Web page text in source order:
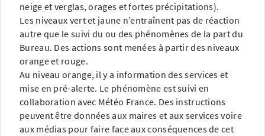
neige et verglas, orages et fortes précipitations).
Les niveaux vert et jaune n’entraînent pas de réaction
autre que le suivi du ou des phénomènes de la part du
Bureau. Des actions sont menées à partir des niveaux
orange et rouge.
Au niveau orange, il y a information des services et
mise en pré-alerte. Le phénomène est suivi en
collaboration avec Météo France. Des instructions
peuvent être données aux maires et aux services voire
aux médias pour faire face aux conséquences de cet